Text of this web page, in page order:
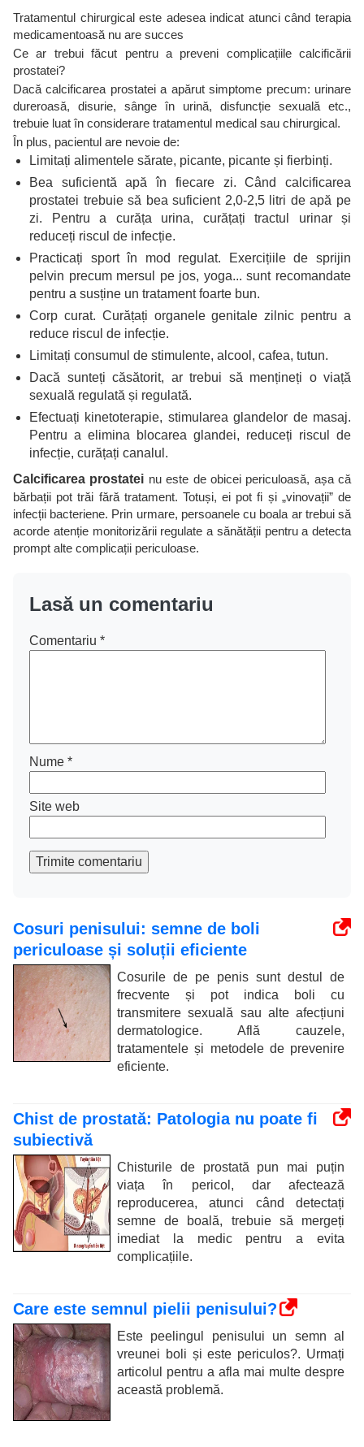
Tratamentul chirurgical este adesea indicat atunci când terapia
medicamentoasă nu are succes
Ce ar trebui făcut pentru a preveni complicațiile calcificării
prostatei?
Dacă calcificarea prostatei a apărut simptome precum: urinare
dureroasă, disurie, sânge în urină, disfuncție sexuală etc.,
trebuie luat în considerare tratamentul medical sau chirurgical.
În plus, pacientul are nevoie de:
Limitați alimentele sărate, picante, picante și fierbinți.
Bea suficientă apă în fiecare zi. Când calcificarea
prostatei trebuie să bea suficient 2,0-2,5 litri de apă pe
zi. Pentru a curăța urina, curățați tractul urinar și
reduceți riscul de infecție.
Practicați sport în mod regulat. Exercițiile de sprijin
pelvin precum mersul pe jos, yoga... sunt recomandate
pentru a susține un tratament foarte bun.
Corp curat. Curățați organele genitale zilnic pentru a
reduce riscul de infecție.
Limitați consumul de stimulente, alcool, cafea, tutun.
Dacă sunteți căsătorit, ar trebui să mențineți o viață
sexuală regulată și regulată.
Efectuați kinetoterapie, stimularea glandelor de masaj.
Pentru a elimina blocarea glandei, reduceți riscul de
infecție, curățați canalul.
Calcificarea prostatei nu este de obicei periculoasă, așa că
bărbații pot trăi fără tratament. Totuși, ei pot fi și „vinovații” de
infecții bacteriene. Prin urmare, persoanele cu boala ar trebui să
acorde atenție monitorizării regulate a sănătății pentru a detecta
prompt alte complicații periculoase.
Lasă un comentariu
Comentariu *
Nume *
Site web
Trimite comentariu
Cosuri penisului: semne de boli
periculoase și soluții eficiente
Cosurile de pe penis sunt destul de
frecvente și pot indica boli cu
transmitere sexuală sau alte afecțiuni
dermatologice. Află cauzele,
tratamentele și metodele de prevenire
eficiente.
Chist de prostată: Patologia nu poate fi
subiectivă
Chisturile de prostată pun mai puțin
viața în pericol, dar afectează
reproducerea, atunci când detectați
semne de boală, trebuie să mergeți
imediat la medic pentru a evita
complicațiile.
Care este semnul pielii penisului?
Este peelingul penisului un semn al
vreunei boli și este periculos?. Urmați
articolul pentru a afla mai multe despre
această problemă.